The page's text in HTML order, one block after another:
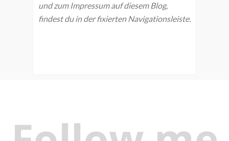
und zum Impressum auf diesem Blog,
findest du in der fixierten Navigationsleiste.